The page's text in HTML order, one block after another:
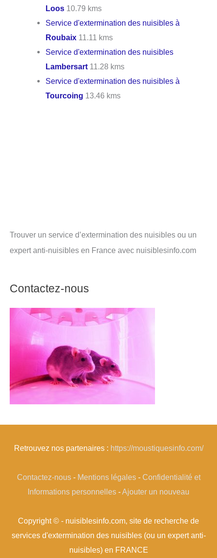
Loos 10.79 kms
Service d'extermination des nuisibles à
Roubaix 11.11 kms
Service d'extermination des nuisibles
Lambersart 11.28 kms
Service d'extermination des nuisibles à
Tourcoing 13.46 kms
Trouver un service d’extermination des nuisibles ou un
expert anti-nuisibles en France avec nuisiblesinfo.com
Contactez-nous
Retrouvez nos partenaires : https://moustiquesinfo.com/
Contactez-nous- Mentions légales- Confidentialité et
Informations personnelles -Ajouter un nouveau
Copyright © - nuisiblesinfo.com, site de recherche de
services d'extermination des nuisibles (ou un expert anti-
nuisibles) en FRANCE